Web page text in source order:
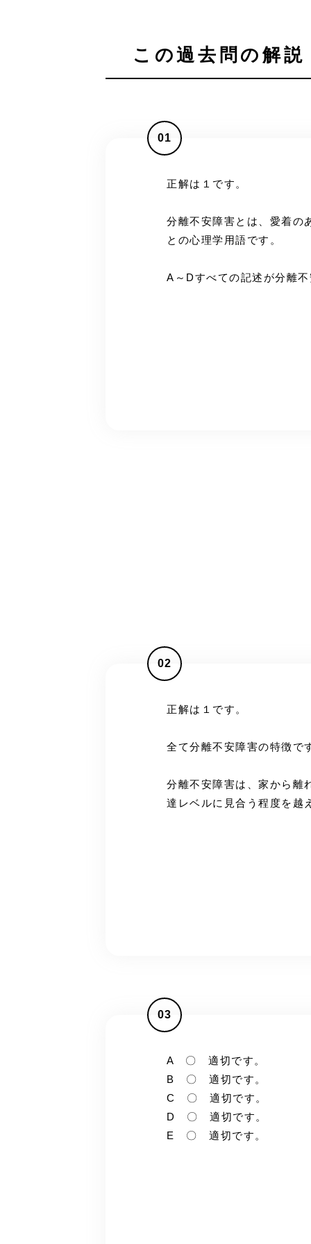
この過去問の解説
01
正解は１です。
分離不安障害とは、愛着の
との心理学用語です。
A～Dすべての記述が分離
02
正解は１です。
全て分離不安障害の特徴で
分離不安障害は、家から離
達レベルに見合う程度を越
03
A 〇 適切です。
B 〇 適切です。
C 〇 適切です。
D 〇 適切です。
E 〇 適切です。